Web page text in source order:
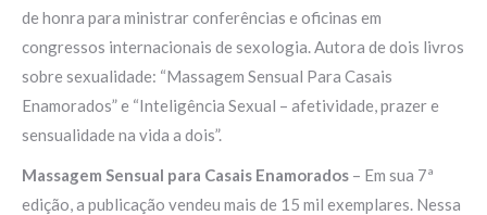
de honra para ministrar conferências e oficinas em
congressos internacionais de sexologia. Autora de dois livros
sobre sexualidade: “Massagem Sensual Para Casais
Enamorados” e “Inteligência Sexual – afetividade, prazer e
sensualidade na vida a dois”.
Massagem Sensual para Casais Enamorados – Em sua 7ª
edição, a publicação vendeu mais de 15 mil exemplares. Nessa